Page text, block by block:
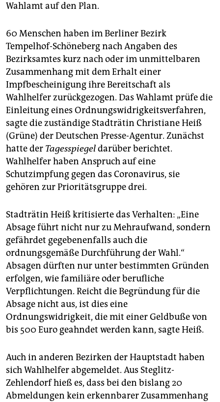
Wahlamt auf den Plan.
60 Menschen haben im Berliner Bezirk
Tempelhof-Schöneberg nach Angaben des
Bezirksamtes kurz nach oder im unmittelbaren
Zusammenhang mit dem Erhalt einer
Impfbescheinigung ihre Bereitschaft als
Wahlhelfer zurückgezogen. Das Wahlamt prüfe die
Einleitung eines Ordnungswidrigkeitsverfahren,
sagte die zuständige Stadträtin Christiane Heiß
(Grüne) der Deutschen Presse-Agentur. Zunächst
hatte der Tagesspiegeldarüber berichtet.
Wahlhelfer haben Anspruch auf eine
Schutzimpfung gegen das Coronavirus, sie
gehören zur Prioritätsgruppe drei.
Stadträtin Heiß kritisierte das Verhalten: „Eine
Absage führt nicht nur zu Mehraufwand, sondern
gefährdet gegebenenfalls auch die
ordnungsgemäße Durchführung der Wahl.“
Absagen dürften nur unter bestimmten Gründen
erfolgen, wie familiäre oder berufliche
Verpflichtungen. Reicht die Begründung für die
Absage nicht aus, ist dies eine
Ordnungswidrigkeit, die mit einer Geldbuße von
bis 500 Euro geahndet werden kann, sagte Heiß.
Auch in anderen Bezirken der Hauptstadt haben
sich Wahlhelfer abgemeldet. Aus Steglitz-
Zehlendorf hieß es, dass bei den bislang 20
Abmeldungen kein erkennbarer Zusammenhang